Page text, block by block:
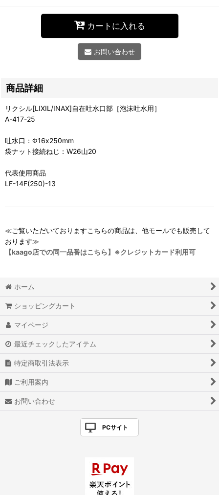
カートに入れる
お問い合わせ
商品詳細
リクシル[LIXIL/INAX]自在吐水口部［泡沫吐水用］
A-417-25
吐水口：Φ16x250mm
袋ナット接続ねじ：W26山20
代表使用商品
LF-14F(250)-13
≪ご覧いただいておりますこちらの商品は、他モールでも販売して
おります≫
【kaago店での同一品番はこちら】※クレジットカード利用可
ホーム
ショッピングカート
マイページ
最近チェックしたアイテム
特定商取引法表示
ご利用案内
お問い合わせ
PCサイト